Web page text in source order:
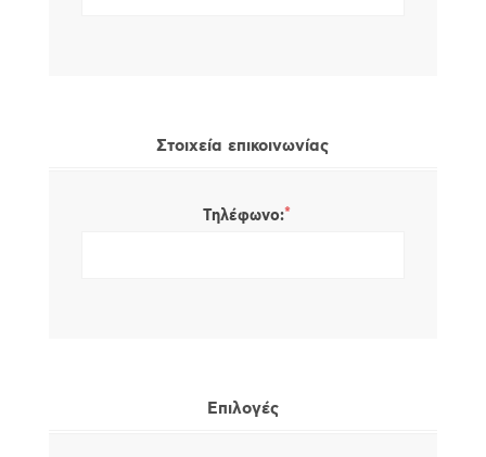
Στοιχεία επικοινωνίας
Τηλέφωνο:*
Επιλογές